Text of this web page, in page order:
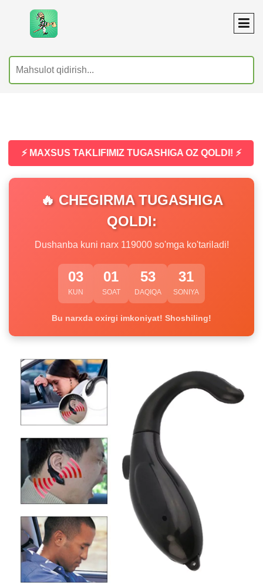
⚡ MAXSUS TAKLIFIMIZ TUGASHIGA OZ QOLDI! ⚡
🔥 CHEGIRMA TUGASHIGA
QOLDI:
Dushanba kuni narx 119000 so'mga ko'tariladi!
03
KUN
01
SOAT
53
DAQIQA
30
SONIYA
Bu narxda oxirgi imkoniyat! Shoshiling!